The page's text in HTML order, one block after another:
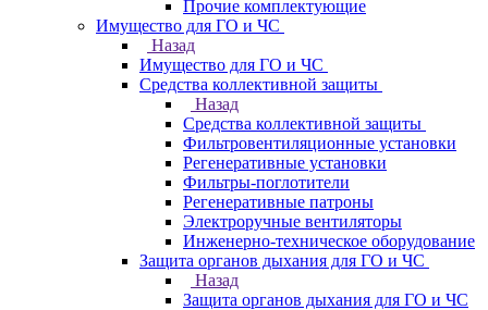
Прочие комплектующие
Имущество для ГО и ЧС
Назад
Имущество для ГО и ЧС
Средства коллективной защиты
Назад
Средства коллективной защиты
Фильтровентиляционные установки
Регенеративные установки
Фильтры-поглотители
Регенеративные патроны
Электроручные вентиляторы
Инженерно-техническое оборудование
Защита органов дыхания для ГО и ЧС
Назад
Защита органов дыхания для ГО и ЧС